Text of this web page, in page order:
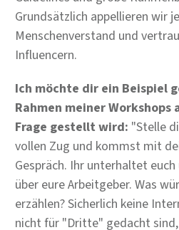
Grundsätzlich appellieren wir
Menschenverstand und
Influencern.
Ich möchte dir ein Beispiel
Rahmen meiner
Frage gestellt wird: "Stelle
vollen Zug und kommst mit
Gespräch. Ihr unterhaltet
über eure Arbeitgeber. Was
erzählen? Sicherlich keine
nicht für "Dritte" gedacht